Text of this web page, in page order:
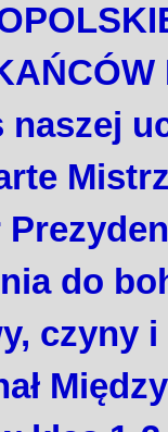
naszej
do
czyny